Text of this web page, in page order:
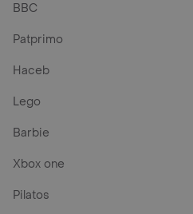
BBC
Patprimo
Haceb
Lego
Barbie
Xbox one
Pilatos